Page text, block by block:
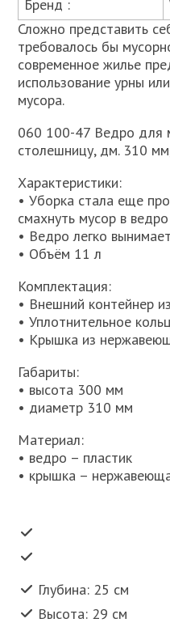
Бренд :
Сложно представить
требовалось бы
современное жилье
использование урны
мусора.
060 100-47 Ведро для
столешницу, дм. 310
Характеристики:
• Уборка стала еще
смахнуть мусор в ведро
• Ведро легко
• Объём 11 л
Комплектация:
• Внешний контейнер
• Уплотнительное
• Крышка из
Габариты:
• высота 300 мм
• диаметр 310 мм
Материал:
• ведро – пластик
• крышка –
Глубина: 25 см
Высота: 29 см